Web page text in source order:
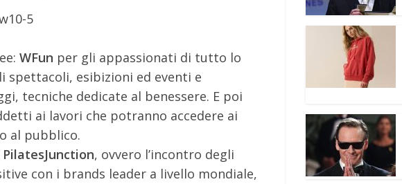
WFun per gli appassionati di tutto lo
spettacoli, esibizioni ed eventi e
tecniche dedicate al benessere. E poi
ai lavori che potranno accedere ai
al pubblico.
PilatesJunction, ovvero l’incontro degli
con i brands leader a livello mondiale,